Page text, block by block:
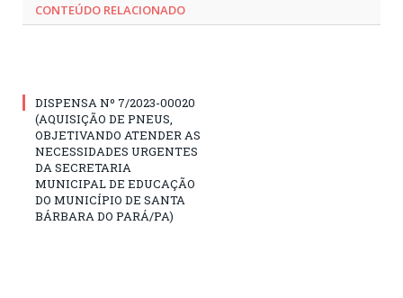
CONTEÚDO RELACIONADO
DISPENSA Nº 7/2023-00020
(AQUISIÇÃO DE PNEUS,
OBJETIVANDO ATENDER AS
NECESSIDADES URGENTES
DA SECRETARIA
MUNICIPAL DE EDUCAÇÃO
DO MUNICÍPIO DE SANTA
BÁRBARA DO PARÁ/PA)